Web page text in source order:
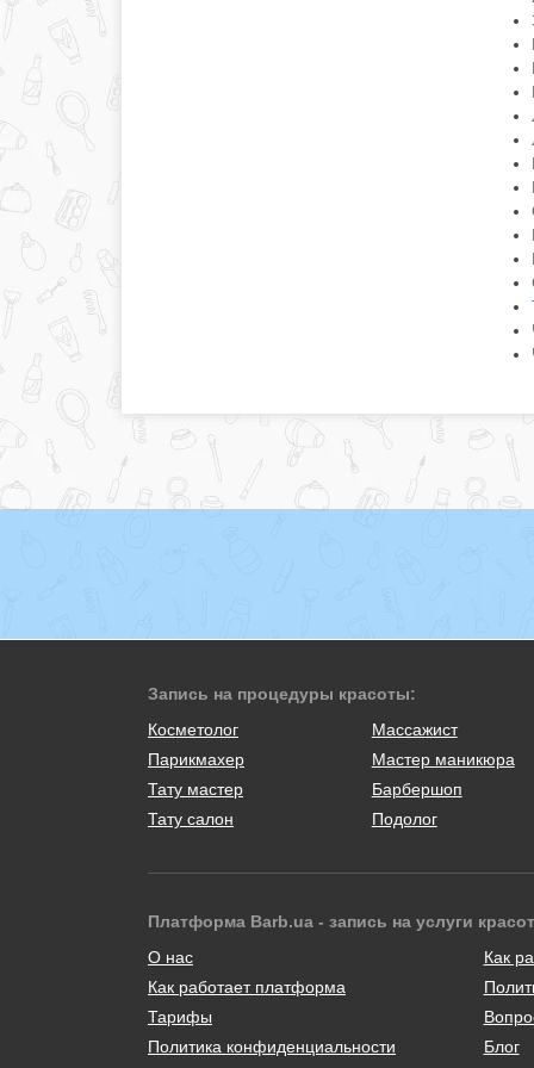
Запись на процедуры красоты:
Косметолог
Массажист
Парикмахер
Мастер маникюра
Тату мастер
Барбершоп
Тату салон
Подолог
Платформа Barb.ua - запись на услуги
О нас
Как работает платформа
Тарифы
Политика конфиденциальности
Как
Блог